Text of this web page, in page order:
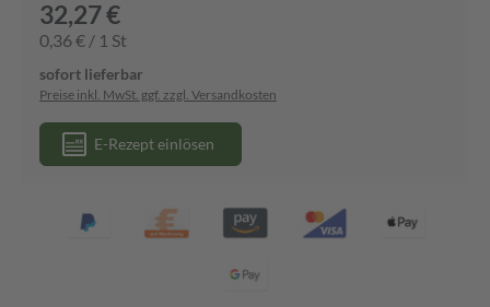
32,27 €
0,36 € / 1 St
sofort lieferbar
Preise inkl. MwSt. ggf. zzgl. Versandkosten
E-Rezept einlösen